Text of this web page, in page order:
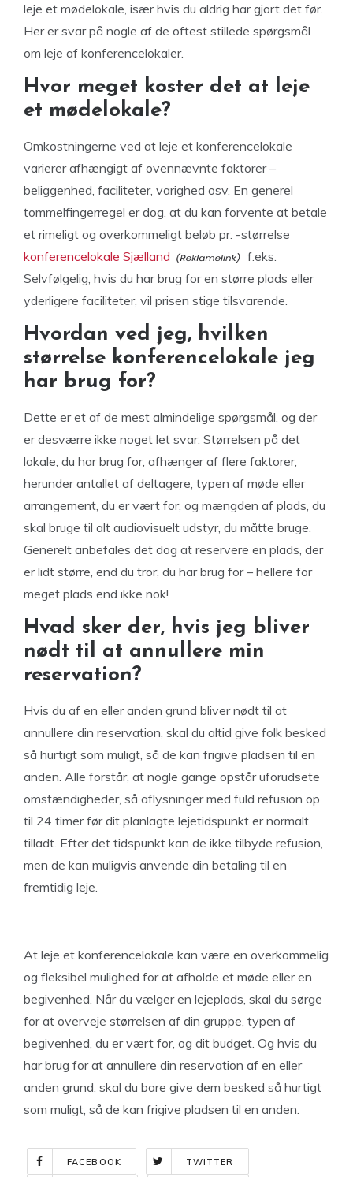
leje et mødelokale, især hvis du aldrig har gjort det før.
Her er svar på nogle af de oftest stillede spørgsmål
om leje af konferencelokaler.
Hvor meget koster det at leje
et mødelokale?
Omkostningerne ved at leje et konferencelokale
varierer afhængigt af ovennævnte faktorer –
beliggenhed, faciliteter, varighed osv. En generel
tommelfingerregel er dog, at du kan forvente at betale
et rimeligt og overkommeligt beløb pr. -størrelse
konferencelokale Sjælland
f.eks.
Selvfølgelig, hvis du har brug for en større plads eller
yderligere faciliteter, vil prisen stige tilsvarende.
Hvordan ved jeg, hvilken
størrelse konferencelokale jeg
har brug for?
Dette er et af de mest almindelige spørgsmål, og der
er desværre ikke noget let svar. Størrelsen på det
lokale, du har brug for, afhænger af flere faktorer,
herunder antallet af deltagere, typen af ​​møde eller
arrangement, du er vært for, og mængden af ​​plads, du
skal bruge til alt audiovisuelt udstyr, du måtte bruge.
Generelt anbefales det dog at reservere en plads, der
er lidt større, end du tror, ​​du har brug for – hellere for
meget plads end ikke nok!
Hvad sker der, hvis jeg bliver
nødt til at annullere min
reservation?
Hvis du af en eller anden grund bliver nødt til at
annullere din reservation, skal du altid give folk besked
så hurtigt som muligt, så de kan frigive pladsen til en
anden. Alle forstår, at nogle gange opstår uforudsete
omstændigheder, så aflysninger med fuld refusion op
til 24 timer før dit planlagte lejetidspunkt er normalt
tilladt. Efter det tidspunkt kan de ikke tilbyde refusion,
men de kan muligvis anvende din betaling til en
fremtidig leje.
At leje et konferencelokale kan være en overkommelig
og fleksibel mulighed for at afholde et møde eller en
begivenhed. Når du vælger en lejeplads, skal du sørge
for at overveje størrelsen af ​​din gruppe, typen af ​​
begivenhed, du er vært for, og dit budget. Og hvis du
har brug for at annullere din reservation af en eller
anden grund, skal du bare give dem besked så hurtigt
som muligt, så de kan frigive pladsen til en anden.
FACEBOOK TWITTER